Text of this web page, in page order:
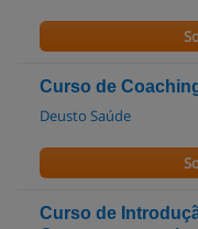
Curso de
Deusto Saúde
Curso de